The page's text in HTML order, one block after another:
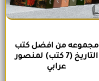
مجموعه من افضل كتب
التاريخ (7 كتب) لمنصور
عرابي